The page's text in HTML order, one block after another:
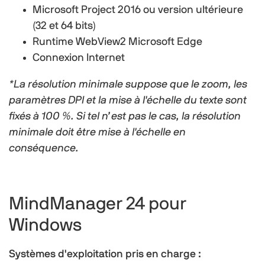
Microsoft Project 2016 ou version ultérieure
(32 et 64 bits)
Runtime WebView2 Microsoft Edge
Connexion Internet
*La résolution minimale suppose que le zoom, les
paramètres DPI et la mise à l'échelle du texte sont
fixés à 100 %. Si tel n’est pas le cas, la résolution
minimale doit être mise à l'échelle en
conséquence.
MindManager 24 pour
Windows
Systèmes d'exploitation pris en charge :